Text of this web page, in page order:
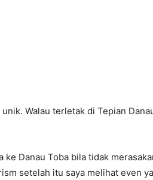
Walau terletak di Tepian
ke Danau Toba bila tidak
setelah itu saya melihat even